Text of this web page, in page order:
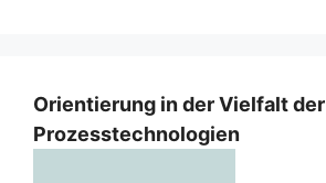
Orientierung in der Vielfalt der
Prozesstechnologien